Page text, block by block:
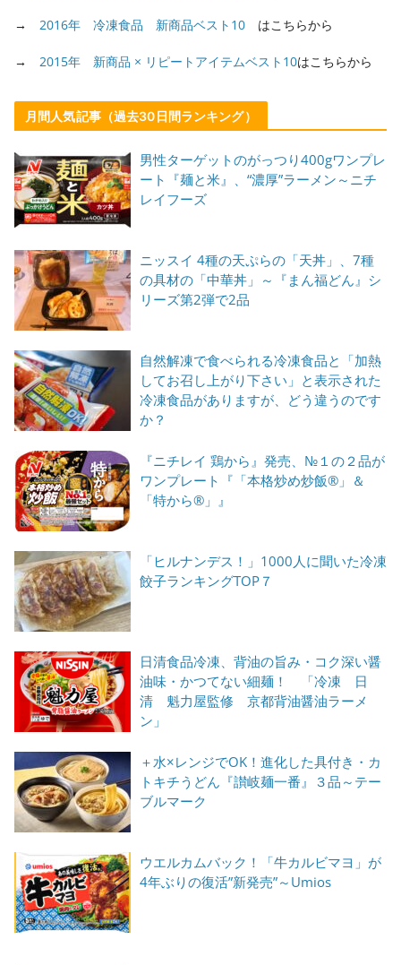
→ 2016年 冷凍食品 新商品ベスト10 はこちらから
→ 2015年 新商品 × リピートアイテムベスト10はこちらから
月間人気記事（過去30日間ランキング）
男性ターゲットのがっつり400gワンプレ
ート『麺と米』、“濃厚”ラーメン～ニチ
レイフーズ
ニッスイ 4種の天ぷらの「天丼」、7種
の具材の「中華丼」～『まん福どん』シ
リーズ第2弾で2品
自然解凍で食べられる冷凍食品と「加熱
してお召し上がり下さい」と表示された
冷凍食品がありますが、どう違うのです
か？
『ニチレイ 鶏から』発売、№１の２品が
ワンプレート『「本格炒め炒飯®」＆
「特から®」』
「ヒルナンデス！」1000人に聞いた冷凍
餃子ランキングTOP７
日清食品冷凍、背油の旨み・コク深い醤
油味・かつてない細麺！ 「冷凍 日
清 魁力屋監修 京都背油醤油ラーメ
ン」
＋水×レンジでOK！進化した具付き・カ
トキチうどん『讃岐麺一番』３品～テー
ブルマーク
ウエルカムバック！「牛カルビマヨ」が
4年ぶりの復活”新発売”～Umios